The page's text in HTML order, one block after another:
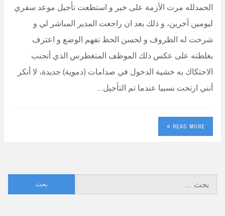
الحمدلله مرت الأزمة على خير و استطعت تأجيل موعد سفري
ليومين آخرين، و ذلك بعد ان راجعت المدير المباشر لي و
شرحت له الظروف و لحسن الحظ تفهم الوضع و اعترف
بغلطته على عكس ذلك الموظف المتغطرس الذي أتجنب
الاحتكاك به خشية الدخول في صدامات (دموية) جديدة، لا أنكر
أنني ارتحت نسبيا عندما تم التأجيل…
READ MORE
عن: